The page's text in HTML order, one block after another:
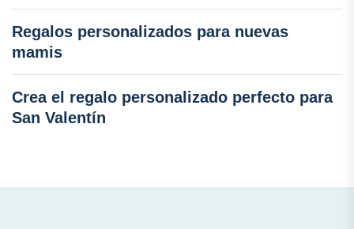
Regalos personalizados para nuevas
mamis
Crea el regalo personalizado perfecto para
San Valentín